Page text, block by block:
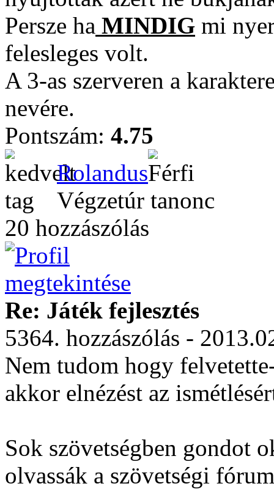
Persze ha MINDIG mi
felesleges volt.
A 3-as szerveren a
nevére.
Pontszám: 4.75
Rolandus
Végzetúr tanonc
20 hozzászólás
Re: Játék fejlesztés
5364. hozzászólás -
Nem tudom hogy
akkor elnézést az
Sok szövetségben gondot
olvassák a szövetségi